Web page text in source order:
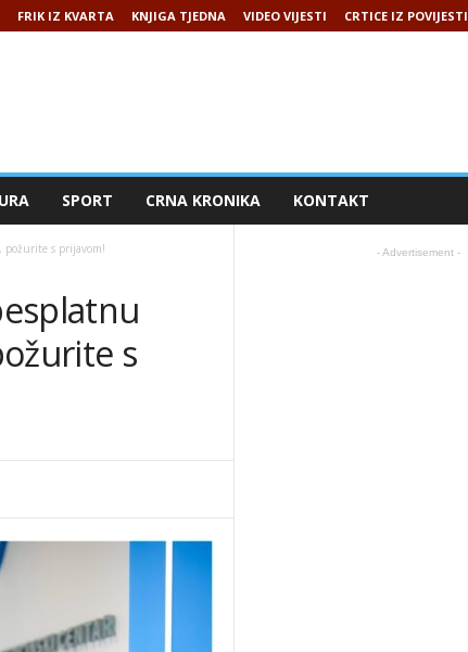
FRIK IZ KVARTA KNJIGA TJEDNA VIDEO VIJESTI CRTICE IZ POVIJESTI
SPORT CRNA KRONIKA KONTAKT
s prijavom!
s
- Advertisement -